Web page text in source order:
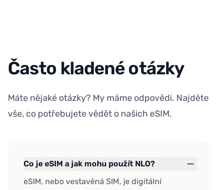
Často kladené otázky
Máte nějaké otázky? My máme odpovědi. Najděte
vše, co potřebujete vědět o našich eSIM.
Co je eSIM a jak mohu použít NLO?
eSIM, nebo vestavěná SIM, je digitální